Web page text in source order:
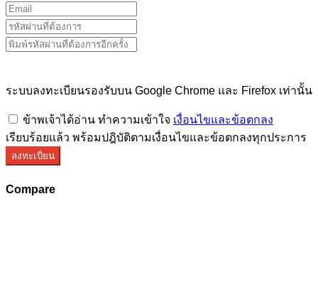
ระบบลงทะเบียนรองรับบน Google Chrome และ Firefox เท่านั้น
ข้าพเจ้าได้อ่าน ทำความเข้าใจ เงื่อนไขและข้อตกลง
เรียบร้อยแล้ว พร้อมปฎิบัติตามเงื่อนไขและข้อตกลงทุกประการ
ลงทะเบียน
Compare